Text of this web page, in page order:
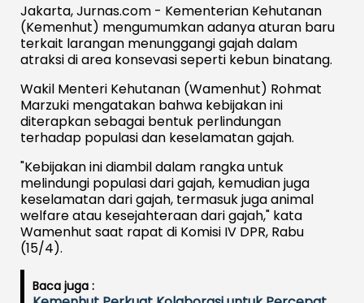
Jakarta, Jurnas.com - Kementerian Kehutanan
(Kemenhut) mengumumkan adanya aturan baru
terkait larangan menunggangi gajah dalam
atraksi di area konsevasi seperti kebun binatang.
Wakil Menteri Kehutanan (Wamenhut) Rohmat
Marzuki mengatakan bahwa kebijakan ini
diterapkan sebagai bentuk perlindungan
terhadap populasi dan keselamatan gajah.
"Kebijakan ini diambil dalam rangka untuk
melindungi populasi dari gajah, kemudian juga
keselamatan dari gajah, termasuk juga animal
welfare atau kesejahteraan dari gajah," kata
Wamenhut saat rapat di Komisi IV DPR, Rabu
(15/4).
Baca juga :